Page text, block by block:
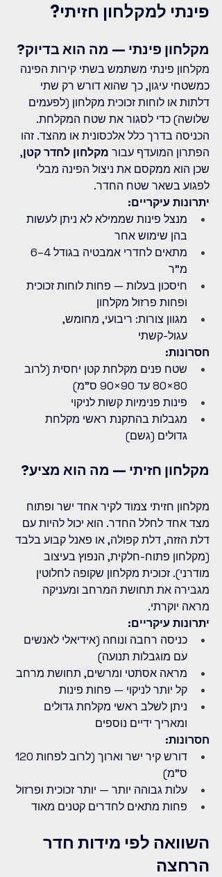
פינתי למקלחון חזיתי?
מקלחון פינתי — מה הוא בדיוק?
מקלחון פינתי משתמש בשתי קירות הפינה
כמשטחי עיגון, כך שהוא דורש רק שתי
דלתות או לוחות זכוכית מקלחון (לפעמים
שלושה) כדי לסגור את שטח המקלחת.
הכניסה בדרך כלל אלכסונית או מהצד. זהו
הפתרון המועדף עבור מקלחון לחדר קטן,
שכן הוא ממקסם את ניצול הפינה מבלי
לפגוע בשאר שטח החדר.
יתרונות עיקריים:
מנצל פינות שממילא לא ניתן לעשות
בהן שימוש אחר
מ"ר
חיסכון בעלות — פחות לוחות זכוכית
ופחות פרזול מקלחון
מגוון צורות: ריבועי, מחומש,
עגול-קשתי
חסרונות:
שטח פנים מקלחת קטן יחסית (לרוב
80×80 עד 90×90 ס"מ)
פינות פנימיות קשות לניקוי
מגבלות בהתקנת ראשי מקלחת
גדולים (גשם)
מקלחון חזיתי — מה הוא מציע?
מקלחון חזיתי צמוד לקיר אחד ישר ופתוח
מצד אחד לחלל החדר. הוא יכול להיות עם
דלת הזזה, דלת קפולה, או פאנל קבוע בלבד
(מקלחון פתוח-חלקית, הנפוץ בעיצוב
מודרני). זכוכית מקלחון שקופה לחלוטין
מגבירה את תחושת המרחב ומעניקה
מראה יוקרתי.
יתרונות עיקריים:
כניסה רחבה ונוחה (אידיאלי לאנשים
עם מוגבלות תנועה)
מראה אסתטי ומרשים, תחושת מרחב
קל יותר לניקוי — פחות פינות
ניתן לשלב ראשי מקלחת גדולים
ומאריך ידיים נוספים
חסרונות:
ס"מ)
עלות גבוהה יותר — יותר זכוכית ופרזול
פחות מתאים לחדרים קטנים מאוד
השוואה לפי מידות חדר
הרחצה